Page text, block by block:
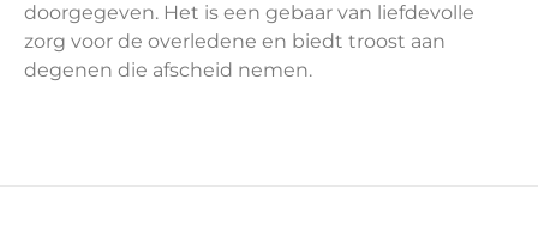
doorgegeven. Het is een gebaar van liefdevolle
zorg voor de overledene en biedt troost aan
degenen die afscheid nemen.